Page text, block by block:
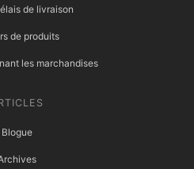
de livraison
de produits
les marchandises
Blogue